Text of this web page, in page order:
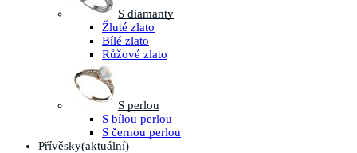
S diamanty
Žluté zlato
Bílé zlato
Růžové zlato
S perlou
S bílou perlou
S černou perlou
Přívěsky(aktuální)